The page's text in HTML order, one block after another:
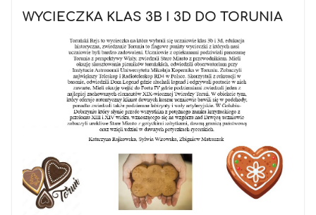
WYCIECZKA KLAS 3B I 3D DO TORUNIA